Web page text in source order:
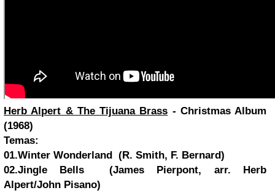
Herb Alpert & The Tijuana Brass - Christmas Album
(1968)
Temas:
01.Winter Wonderland (R. Smith, F. Bernard)
02.Jingle Bells (James Pierpont, arr. Herb
Alpert/John Pisano)